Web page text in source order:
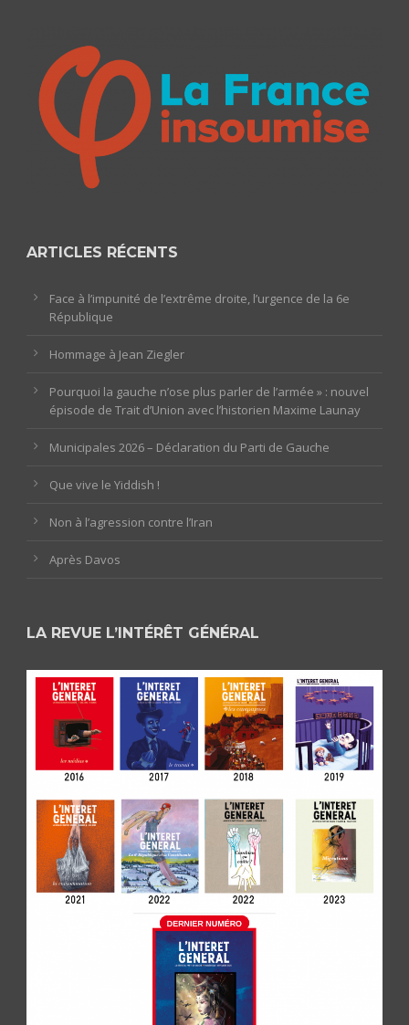
ARTICLES RÉCENTS
Face à l’impunité de l’extrême droite, l’urgence de la 6e
République
Hommage à Jean Ziegler
Pourquoi la gauche n’ose plus parler de l’armée » : nouvel
épisode de Trait d’Union avec l’historien Maxime Launay
Municipales 2026 – Déclaration du Parti de Gauche
Que vive le Yiddish !
Non à l’agression contre l’Iran
Après Davos
LA REVUE L’INTÉRÊT GÉNÉRAL